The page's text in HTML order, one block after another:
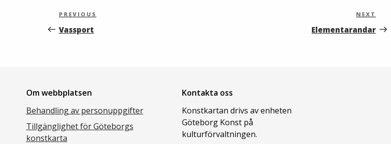
Inläggsnavigering
Previous
Post
PREVIOUS
Vassport
Next
Post
NEXT
Elementar­andar
Om webbplatsen
Behandling av personuppgifter
Tillgänglighet för Göteborgs
konstkarta
Kontakta oss
Konstkartan drivs av enheten
Göteborg Konst på
kulturförvaltningen.